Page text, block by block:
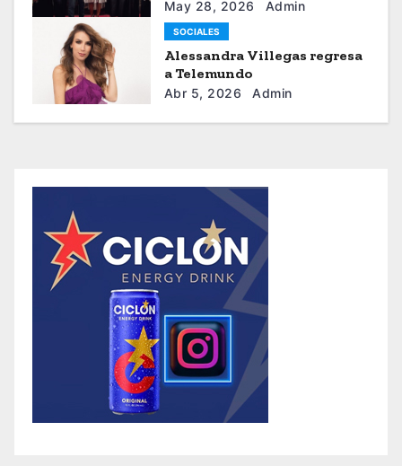
sistema moda
May 28, 2026 Admin
SOCIALES
Alessandra Villegas regresa
a Telemundo
Abr 5, 2026 Admin